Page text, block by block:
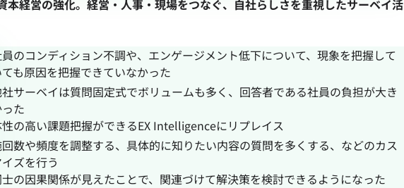
本経営の強化。経営・人事・現場をつなぐ、自社らしさを重視したサーベイ活
のコンディション不調や、エンゲージメント低下について、現象を把握して
ても原因を把握できていなかった
サーベイは質問固定式でボリュームも多く、回答者である社員の負担が大き
た
の高い課題把握ができるEX Intelligenceにリプレイス
数や頻度を調整する、具体的に知りたい内容の質問を多くする、などのカス
ズを行う
の因果関係が見えたことで、関連づけて解決策を検討できるようになった